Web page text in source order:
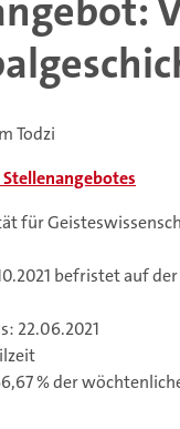
Todzi
für
befristet auf
22.06.2021
% der